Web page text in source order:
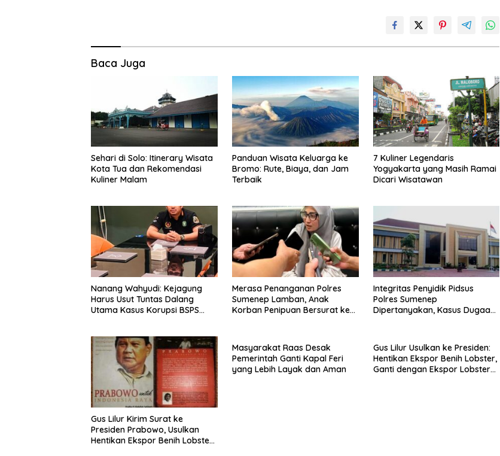
Baca Juga
Sehari di Solo: Itinerary Wisata
Kota Tua dan Rekomendasi
Kuliner Malam
Panduan Wisata Keluarga ke
Bromo: Rute, Biaya, dan Jam
Terbaik
7 Kuliner Legendaris
Yogyakarta yang Masih Ramai
Dicari Wisatawan
Nanang Wahyudi: Kejagung
Harus Usut Tuntas Dalang
Utama Kasus Korupsi BSPS
Merasa Penanganan Polres
Sumenep Lamban, Anak
Korban Penipuan Bersurat ke
Integritas Penyidik Pidsus
Polres Sumenep
Dipertanyakan, Kasus Dugaan
Gus Lilur Kirim Surat ke
Presiden Prabowo, Usulkan
Hentikan Ekspor Benih Lobster
Masyarakat Raas Desak
Pemerintah Ganti Kapal Feri
yang Lebih Layak dan Aman
Gus Lilur Usulkan ke Presiden:
Hentikan Ekspor Benih Lobster,
Ganti dengan Ekspor Lobster